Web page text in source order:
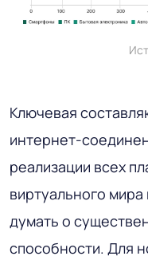
Ключевая
интернет-
реализации всех
виртуального
думать о
способности. Для